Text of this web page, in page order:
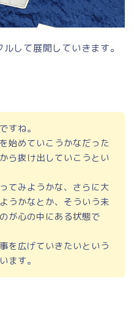
して展開していきます。
すね。
始めていこうかなだった
ら抜け出していこうとい
てみようかな、さらに大
うかなとか、そういう未
が心の中にある状態で
を広げていきたいという
ます。